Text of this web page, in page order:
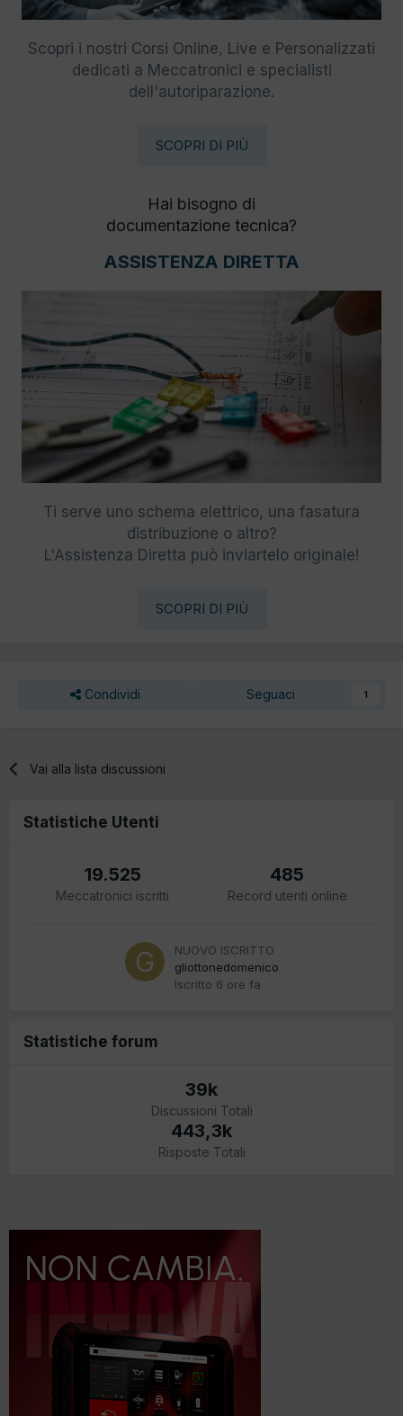
Scopri i nostri Corsi Online, Live e Personalizzati
dedicati a Meccatronici e specialisti
dell'autoriparazione.
SCOPRI DI PIÙ
Hai bisogno di
documentazione tecnica?
ASSISTENZA DIRETTA
Ti serve uno schema elettrico, una fasatura
distribuzione o altro?
L'Assistenza Diretta può inviartelo originale!
SCOPRI DI PIÙ
Condividi Seguaci 1
Vai alla lista discussioni
Statistiche Utenti
19.525
Meccatronici iscritti
485
Record utenti online
NUOVO ISCRITTO
gliottonedomenico
Iscritto 6 ore fa
Statistiche forum
39k
Discussioni Totali
443,3k
Risposte Totali